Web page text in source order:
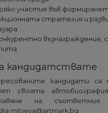
участие във
стратегия и
възнаграждение,
кандидатствате
кандидати са
своята
на